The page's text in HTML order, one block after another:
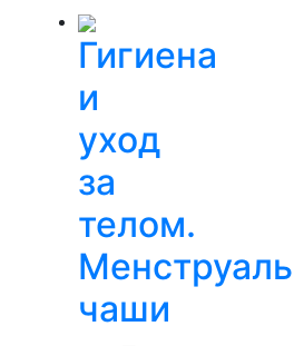
Гигиена
и
уход
за
телом.
чаши